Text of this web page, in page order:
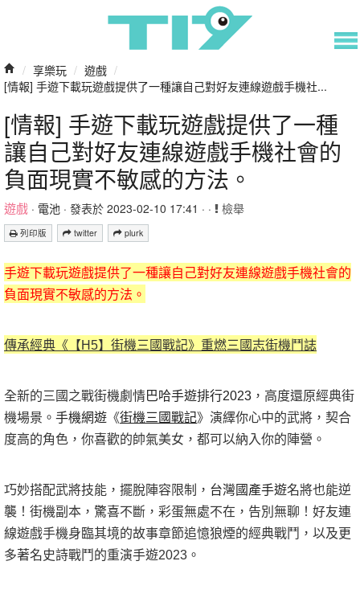
/ 享樂玩 / 遊戲 /
[情報] 手遊下載玩遊戲提供了一種讓自己對好友連線遊戲手機社...
[情報] 手遊下載玩遊戲提供了一種
讓自己對好友連線遊戲手機社會的
負面現實不敏感的方法。
遊戲 · 電池 · 發表於 2023-02-10 17:41 · · 檢舉
列印版 twitter plurk
手遊下載玩遊戲提供了一種讓自己對好友連線遊戲手機社會的
負面現實不敏感的方法。
傳承經典《【H5】街機三國戰記》重燃三國志街機鬥誌
全新的三國之戰街機劇情巴哈手遊排行2023 ，高度還原經典街
機場景。 手機網遊 《街機三國戰記》演繹你心中的武將，契合
度高的角色，你喜歡的帥氣美女，都可以納入你的陣營。
巧妙搭配武將技能，擺脫陣容限制， 台灣國產手遊名將也能逆
襲！街機副本，驚喜不斷，彩蛋無處不在，告別無聊！好友連
線遊戲手機身臨其境的故事章節追憶狼煙的經典戰鬥，以及更
多著名史詩戰鬥的重演手遊2023。